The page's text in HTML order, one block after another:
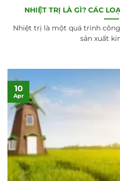
NHIỆT TRỊ LÀ GÌ? CÁC
Nhiệt trị là một quá trình
sản xuất
10
Apr